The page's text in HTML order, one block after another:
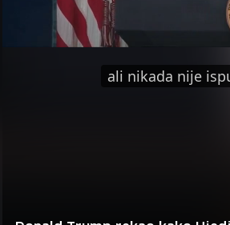
ali nikada nije